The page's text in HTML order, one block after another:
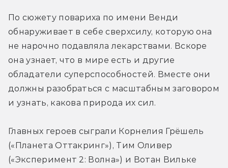
По сюжету повариха по имени Венди
обнаруживает в себе сверхсилу, которую она
не нарочно подавляла лекарствами. Вскоре
она узнает, что в мире есть и другие
обладатели суперспособностей. Вместе они
должны разобраться с масштабным заговором
и узнать, какова природа их сил.
Главных героев сыграли Корнелия Грёшель
(«Планета Оттакринг»), Тим Оливер
(«Эксперимент 2: Волна») и Вотан Вильке